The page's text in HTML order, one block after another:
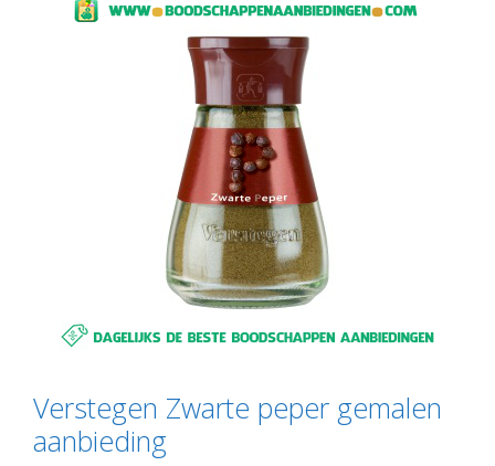
Verstegen Zwarte peper gemalen
aanbieding